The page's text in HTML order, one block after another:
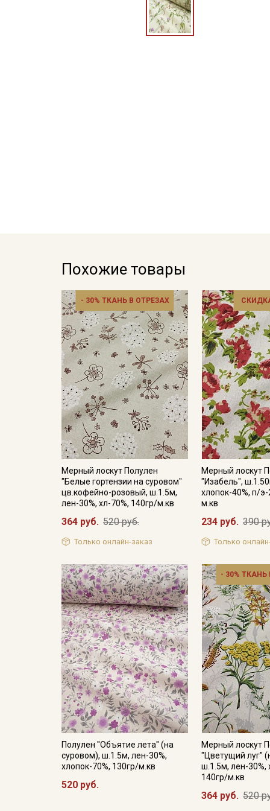
Похожие товары
- 30% ТКАНЬ В ОТРЕЗАХ
Мерный лоскут Полулен
"Белые гортензии на суровом"
цв.кофейно-розовый, ш.1.5м,
лен-30%, хл-70%, 140гр/м.кв
364 руб. 520 руб.
Только онлайн-заказ
Мерный лоскут
"Изабель",
хлопок-40%, п/
м.кв
234 руб. 390
Только
Полулен "Объятие лета" (на
суровом), ш.1.5м, лен-30%,
хлопок-70%, 130гр/м.кв
520 руб.
- 30%
Мерный лоскут
"Цветущий луг"
ш.1.5м, лен-30%,
140гр/м.кв
364 руб. 520